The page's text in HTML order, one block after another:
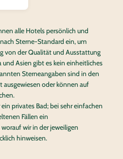
alle Hotels persönlich und
Sterne-Standard ein, um
von der Qualität und Ausstattung
und Asien gibt es kein einheitliches
Sterneangaben sind in den
oder können auf
privates Bad; bei sehr einfachen
Fällen ein
wir in der jeweiligen
hinweisen.